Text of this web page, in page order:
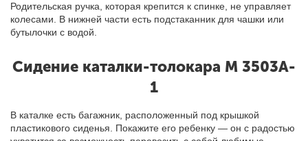
Родительская ручка, которая крепится к спинке, не управляет
колесами. В нижней части есть подстаканник для чашки или
бутылочки с водой.
Сидение каталки-толокара M 3503A-
1
В каталке есть багажник, расположенный под крышкой
пластикового сиденья. Покажите его ребенку — он с радостью